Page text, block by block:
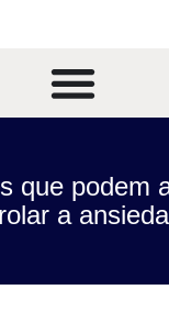
que podem
a